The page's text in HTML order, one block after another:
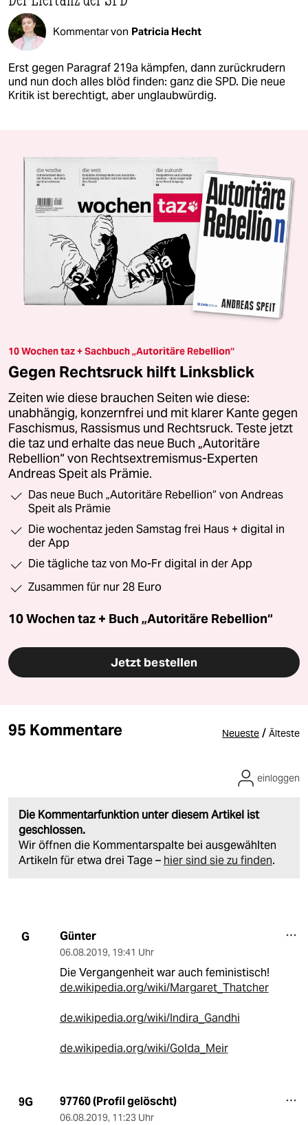
Kommentar von Patricia Hecht
Erst gegen Paragraf 219a kämpfen, dann zurückrudern
und nun doch alles blöd finden: ganz die SPD. Die neue
Kritik ist berechtigt, aber unglaubwürdig.
10 Wochen taz + Sachbuch „Autoritäre Rebellion“
Gegen Rechtsruck hilft Linksblick
Zeiten wie diese brauchen Seiten wie diese:
unabhängig, konzernfrei und mit klarer Kante gegen
Faschismus, Rassismus und Rechtsruck. Teste jetzt
die taz und erhalte das neue Buch „Autoritäre
Rebellion“ von Rechtsextremismus-Experten
Andreas Speit als Prämie.
Das neue Buch „Autoritäre Rebellion“ von Andreas
Speit als Prämie
Die wochentaz jeden Samstag frei Haus + digital in
der App
Die tägliche taz von Mo-Fr digital in der App
Zusammen für nur 28 Euro
10 Wochen taz + Buch „Autoritäre Rebellion“
Jetzt bestellen
95 Kommentare Neueste / Älteste
Die Kommentarfunktion unter diesem Artikel ist
geschlossen.
Wir öffnen die Kommentarspalte bei ausgewählten
Artikeln für etwa drei Tage – hier sind sie zu finden.
einloggen
G Günter
06.08.2019, 19:41 Uhr
Die Vergangenheit war auch feministisch!
de.wikipedia.org/wiki/Margaret_Thatcher
de.wikipedia.org/wiki/Indira_Gandhi
de.wikipedia.org/wiki/Golda_Meir
9G 97760 (Profil gelöscht)
06.08.2019, 11:23 Uhr